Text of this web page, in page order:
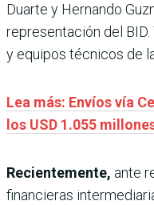
Duarte y Hernando
representación del
y equipos técnicos de
Lea más: Envíos vía
los USD 1.055
Recientemente, ante
financieras